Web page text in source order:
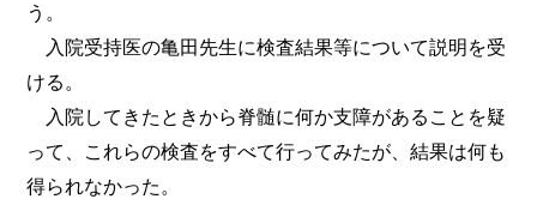
う。
入院受持医の亀田先生に検査結果等について説明を受
ける。
入院してきたときから脊髄に何か支障があることを疑
って、これらの検査をすべて行ってみたが、結果は何も
得られなかった。